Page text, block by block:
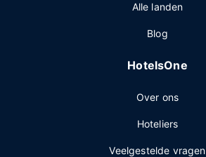
Alle landen
Blog
HotelsOne
Over ons
Hoteliers
Veelgestelde vragen